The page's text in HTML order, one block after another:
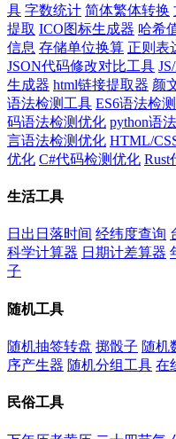
具 字数统计 简体繁体转换
提取 ICO图标生成器 哈希
信息 存储单位换算 正则表
JSON代码修改对比工具
生成器 html链接提取器 颜
语法检测工具 ES6语法检
码语法检测优化 python语
言语法检测优化 HTML/
优化 C#代码检测优化 Rust
生活工具
日出日落时间 经纬度查询
科学计算器 日期计差算器
子
随机工具
随机抽签转盘 掷骰子 随机
序产生器 随机分组工具 在
民俗工具